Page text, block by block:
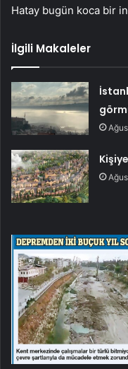
Hatay bugün koca bir
İlgili Makaleler